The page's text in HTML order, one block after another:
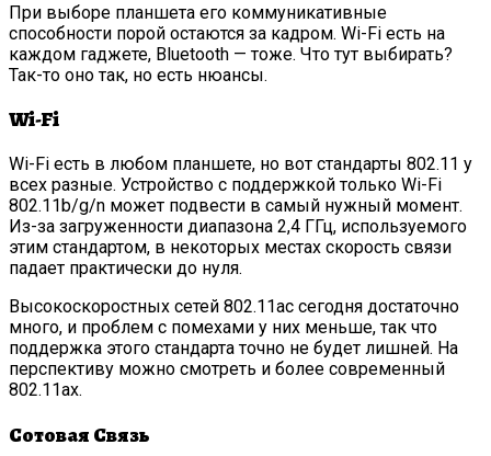
При выборе планшета его коммуникативные
способности порой остаются за кадром. Wi-Fi есть на
каждом гаджете, Bluetooth — тоже. Что тут выбирать?
Так-то оно так, но есть нюансы.
Wi-Fi
Wi-Fi есть в любом планшете, но вот стандарты 802.11 у
всех разные. Устройство c поддержкой только Wi-Fi
802.11b/g/n может подвести в самый нужный момент.
Из-за загруженности диапазона 2,4 ГГц, используемого
этим стандартом, в некоторых местах скорость связи
падает практически до нуля.
Высокоскоростных сетей 802.11ac сегодня достаточно
много, и проблем с помехами у них меньше, так что
поддержка этого стандарта точно не будет лишней. На
перспективу можно смотреть и более современный
802.11aх.
Сотовая Связь